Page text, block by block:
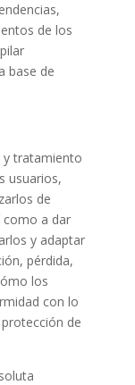
de los
base de
y tratamiento
usuarios,
de
como a dar
y adaptar
pérdida,
los
con lo
de